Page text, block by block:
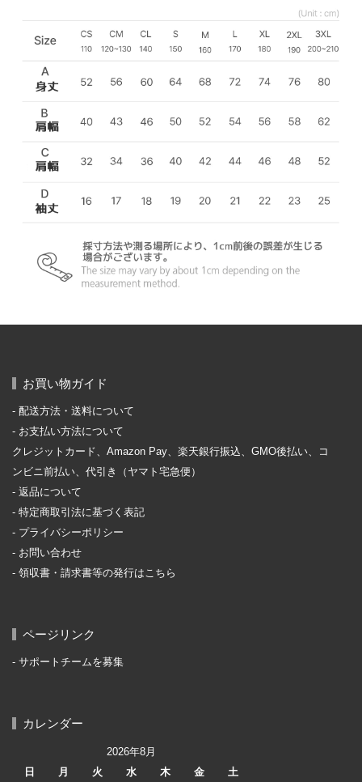
お買い物ガイド
配送方法・送料について
お支払い方法について
クレジットカード、Amazon Pay、楽天銀行振込、GMO後払い、コ
ンビニ前払い、代引き（ヤマト宅急便）
返品について
特定商取引法に基づく表記
プライバシーポリシー
お問い合わせ
領収書・請求書等の発行はこちら
ページリンク
サポートチームを募集
カレンダー
2026年8月
日
月 火 水 木 金
土